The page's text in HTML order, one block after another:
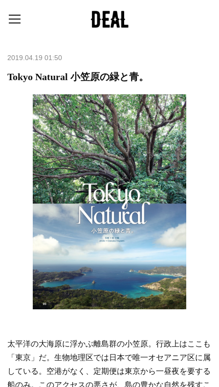
2019.04.19 01:50
Tokyo Natural 小笠原の緑と青。
太平洋の大海原に浮かぶ離島群の小笠原。行政上はここも
「東京」だ。生物地理区では日本で唯一オセアニア区に属
している。空港がなく、定期便は東京から一昼夜を要する
船のみ。このアクセスの悪さが、島の豊かな自然を残すこ